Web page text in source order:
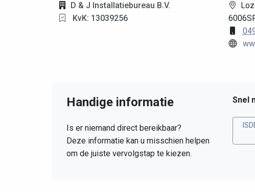
D & J Installatiebureau B.V.
KvK: 13039256
Handige informatie
Is er niemand direct bereikbaar?
Deze informatie kan u misschien helpen
om de juiste vervolgstap te kiezen.
Snel